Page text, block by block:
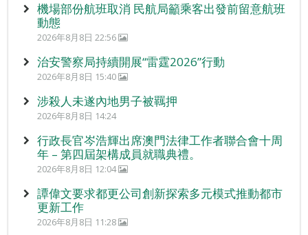
機場部份航班取消 民航局籲乘客出發前留意航班
動態
2026年8月8日 22:56
治安警察局持續開展“雷霆2026”行動
2026年8月8日 15:40
涉殺人未遂內地男子被羈押
2026年8月8日 14:24
行政長官岑浩輝出席澳門法律工作者聯合會十周
年 – 第四屆架構成員就職典禮。
2026年8月8日 12:04
譚偉文要求都更公司創新探索多元模式推動都市
更新工作
2026年8月8日 11:28